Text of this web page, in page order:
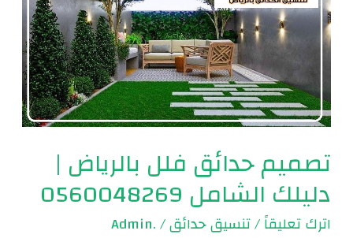
تصميم حدائق فلل بالرياض |
دليلك الشامل 0560048269
اترك تعليقاً/تنسيق حدائق/
.Admin
فلل
بالرياض
|
دليلك
الشامل
0560048269